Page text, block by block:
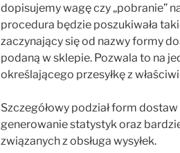
dopisujemy wagę czy „pobranie”
procedura będzie poszukiwała
zaczynający się od nazwy formy
podaną w sklepie. Pozwala to na
określającego przesyłkę z
Szczegółowy podział form
generowanie statystyk oraz
związanych z obsługa wysyłek.